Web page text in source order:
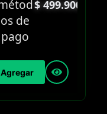
$499.900
Agregar